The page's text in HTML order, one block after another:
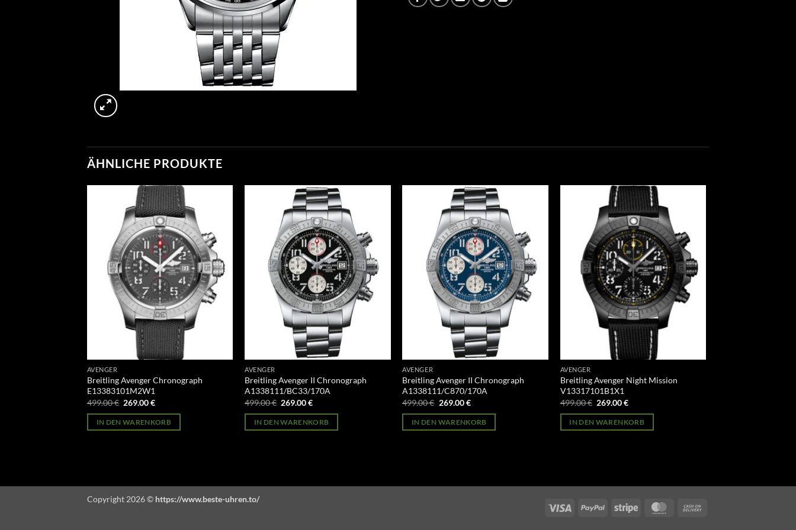
ÄHNLICHE PRODUKTE
AVENGER
Breitling Avenger Chronograph
E13383101M2W1
499.00€ Ursprünglicher
war:
499.00 €
269.00€Aktueller
ist:
269.00 €.
IN DEN WARENKORB
AVENGER
Breitling Avenger II Chronograph
A1338111/BC33/170A
499.00€ Ursprünglicher
war:
499.00 €
269.00€Aktueller
ist:
269.00 €.
IN DEN WARENKORB
AVENGER
Breitling Avenger II Chronograph
A1338111/C870/170A
499.00€ Ursprünglicher
war:
499.00 €
269.00€Aktueller
ist:
269.00 €.
IN DEN WARENKORB
AVENGER
Breitling Avenger Night Mission
V13317101B1X1
499.00€ Ursprünglicher
war:
499.00 €
269.00€Aktueller
ist:
269.00 €.
IN DEN WARENKORB
Visa PayPal Stripe MasterCard
Copyright 2026 © https://www.beste-uhren.to/